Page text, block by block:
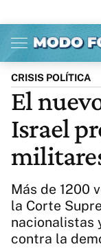
Inicio
Política
Ciencia
Cultura
Internacional
CARAS
Videos
Business
Exitoina
Diario del Juicio
Actualidad
CRISIS POLÍTICA
El
Israel
Más de 1200
la Corte
nacionalistas
contra la